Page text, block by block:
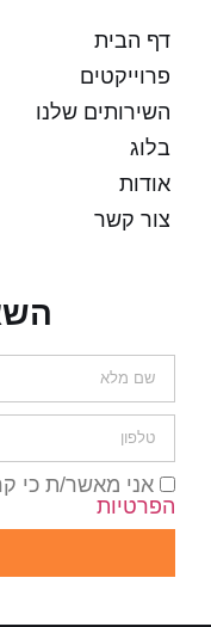
דף הבית
פרוייקטים
השירותים שלנו
בלוג
אודות
צור קשר
אני מאשר/ת כי
הפרטיות